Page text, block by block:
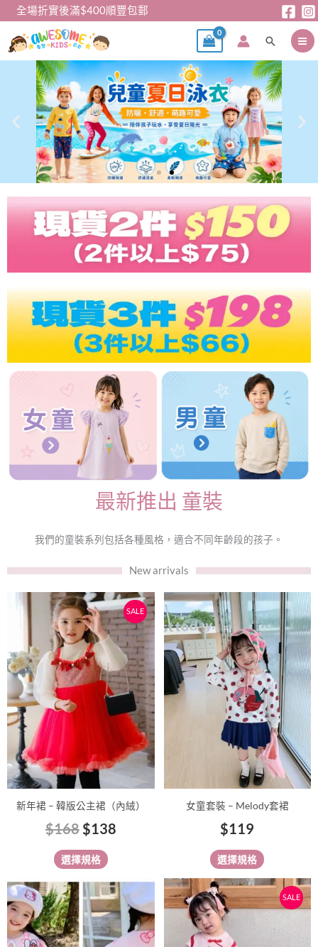
要
全場折實後滿$400順豐包郵
搜
尋
最新推出 童裝
我們的童裝系列包括各種風格，適合不同年齡段的孩子。
New arrivals
SALE
新年裙 – 韓版公主裙（內絨）
$168
原
始
價
格：
$168。
$138
目
前
價
格：
$138。
選擇規格
此
產
品
有
多
種
在
產
頁
面
選
擇
選
項
女童套裝 – Melody套裙
$119
選擇規格
此
產
品
有
多
種
款
式。
可
在
產
頁
面
選
擇
選
項
此
品
有
SALE
原
始
目
前
此
產